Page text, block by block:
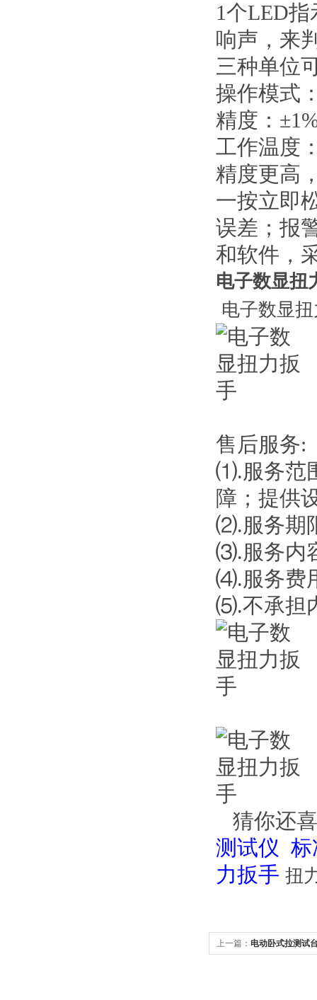
1个LED
响声，来
三种单位
操作模式
精度：
工作温度
精度更高
一按立即
误差；报
和软件，
电子数显扭
电子数显
售后服务:
⑴.服务范
障；提供
⑵.服务期
⑶.服务内
⑷.服务费
⑸.不承担
猜你还
测试仪
力扳手 扭
上一篇： 电动卧式拉测试